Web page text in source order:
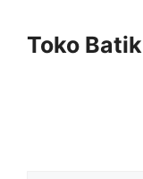
contentToko